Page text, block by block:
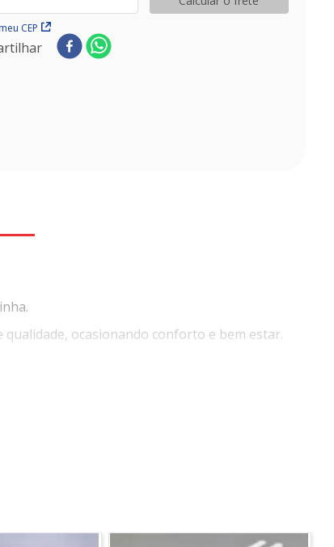
CEP
ocasionando conforto e bem estar.